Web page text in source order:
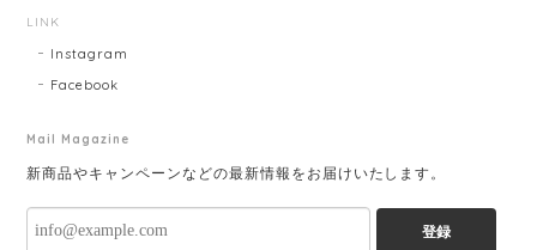
LINK
Instagram
Facebook
Mail Magazine
新商品やキャンペーンなどの最新情報をお届けいたします。
登録